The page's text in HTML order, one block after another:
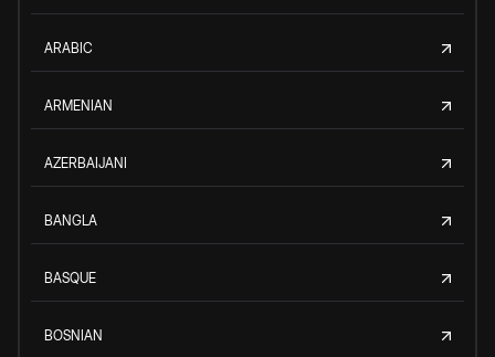
ARABIC
ARMENIAN
AZERBAIJANI
BANGLA
BASQUE
BOSNIAN